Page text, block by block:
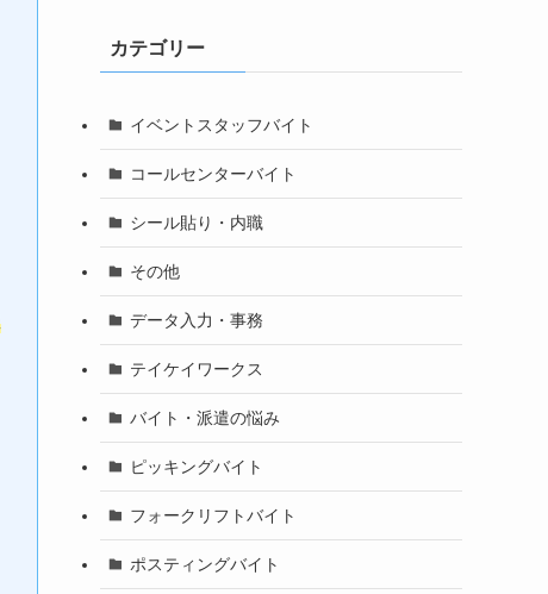
カテゴリー
イベントスタッフバイト
コールセンターバイト
シール貼り・内職
その他
データ入力・事務
テイケイワークス
バイト・派遣の悩み
ピッキングバイト
フォークリフトバイト
ポスティングバイト